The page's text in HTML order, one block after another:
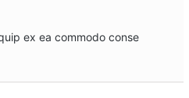
ex ea commodo conse